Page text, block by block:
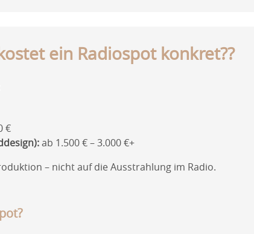
ein Radiospot konkret??
€
ab 1.500 € – 3.000 €+
– nicht auf die Ausstrahlung im Radio.